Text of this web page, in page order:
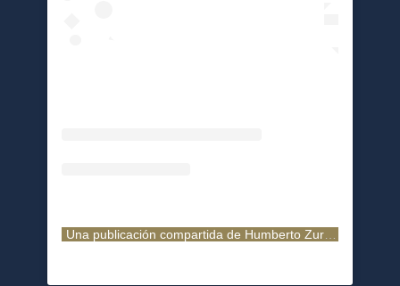
Una publicación compartida de Humberto Zurita (@zuritahm)